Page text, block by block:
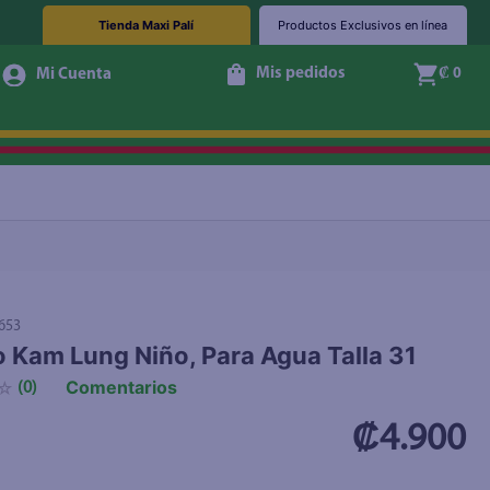
Tienda Maxi Palí Productos Exclusivos en línea
Mis pedidos ₡ 0
Kam Lung Niño, Para Agua Talla 31
☆ (0) Comentarios
₡4.900